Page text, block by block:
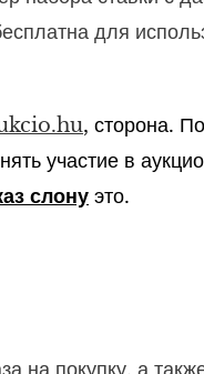
для
, сторона.
участие в
слону это.